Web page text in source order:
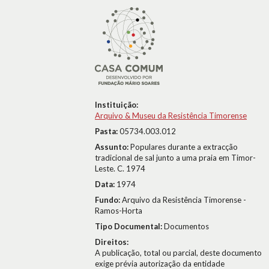
Instituição:
Arquivo & Museu da Resistência Timorense
Pasta:05734.003.012
Assunto:Populares durante a extracção
tradicional de sal junto a uma praia em Timor-
Leste. C. 1974
Data: 1974
Fundo:Arquivo da Resistência Timorense -
Ramos-Horta
Tipo Documental:Documentos
Direitos:
A publicação, total ou parcial, deste documento
exige prévia autorização da entidade